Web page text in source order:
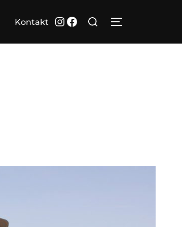
Kontakt Instagram
Facebook
Suchen